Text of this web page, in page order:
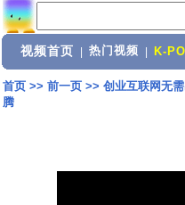
视频首页 热门视频 K-
首页>> 前一页>> 创业互联网无
腾